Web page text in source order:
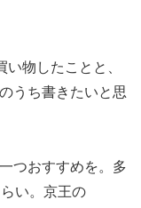
物したことと、
うち書きたいと思
つおすすめを。多
い。京王の